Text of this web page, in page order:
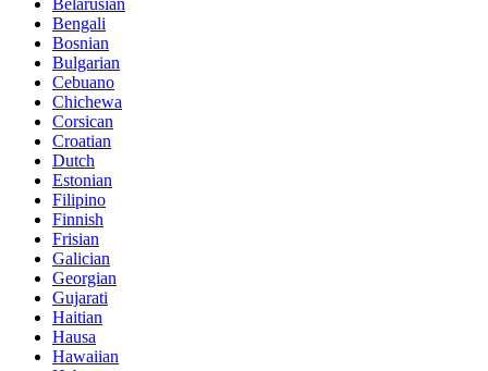
Bengali
Bosnian
Bulgarian
Cebuano
Chichewa
Corsican
Croatian
Dutch
Estonian
Filipino
Finnish
Frisian
Galician
Georgian
Gujarati
Haitian
Hausa
Hawaiian